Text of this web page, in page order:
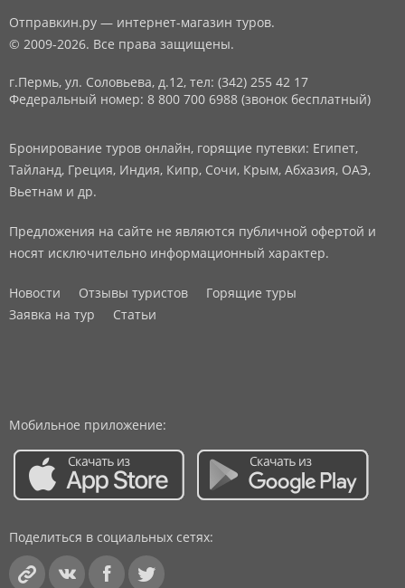
Отправкин.ру — интернет-магазин туров.
© 2009-2026. Все права защищены.
г.Пермь, ул. Соловьева, д.12, тел: (342) 255 42 17
Федеральный номер: 8 800 700 6988 (звонок бесплатный)
Бронирование туров онлайн, горящие путевки: Египет,
Тайланд, Греция, Индия, Кипр, Сочи, Крым, Абхазия, ОАЭ,
Вьетнам и др.
Предложения на сайте не являются публичной офертой и
носят исключительно информационный характер.
Новости Отзывы туристов
Горящие туры
Заявка на тур
Статьи
Мобильное приложение:
Поделиться в социальных сетях: